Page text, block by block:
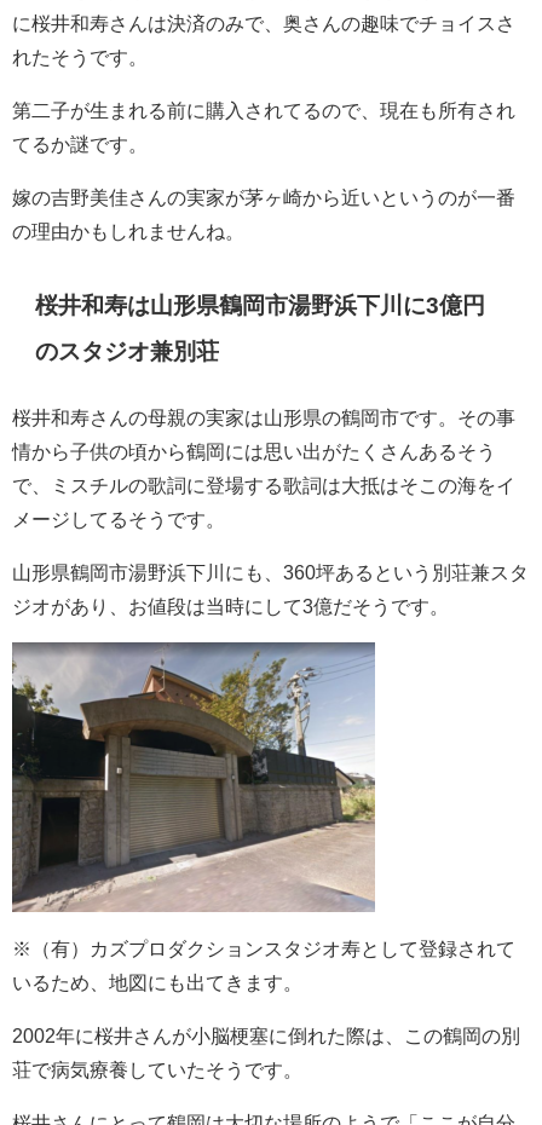
に桜井和寿さんは決済のみで、奥さんの趣味でチョイスさ
れたそうです。
第二子が生まれる前に購入されてるので、現在も所有され
てるか謎です。
嫁の吉野美佳さんの実家が茅ヶ崎から近いというのが一番
の理由かもしれませんね。
桜井和寿は山形県鶴岡市湯野浜下川 に3億円
のスタジオ兼別荘
桜井和寿さんの母親の実家は山形県の鶴岡市です。その事
情から子供の頃から鶴岡には思い出がたくさんあるそう
で、ミスチルの歌詞に登場する歌詞は大抵はそこの海をイ
メージしてるそうです。
山形県鶴岡市湯野浜下川にも、360坪あるという別荘兼スタ
ジオがあり、お値段は当時にして3億だそうです。
※ （有）カズプロダクションスタジオ寿として登録されて
いるため、地図にも出てきます。
2002年に桜井さんが小脳梗塞に倒れた際は、この鶴岡の別
荘で病気療養 していたそうです。